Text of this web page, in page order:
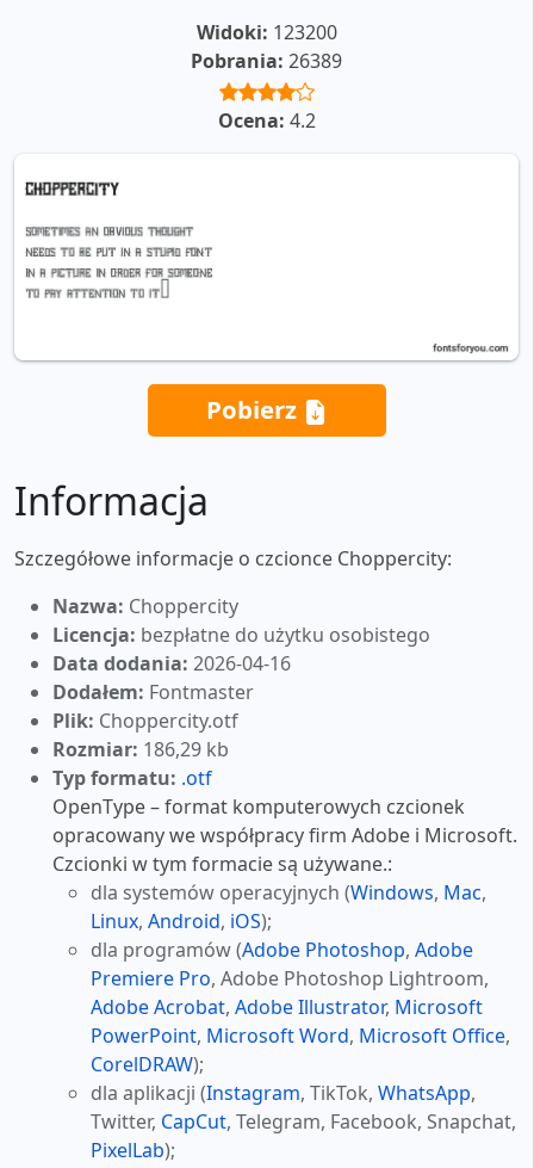
Widoki: 123200
Pobrania: 26389
Ocena: 4.2
Pobierz
Informacja
Szczegółowe informacje o czcionce Choppercity:
Nazwa: Choppercity
Licencja: bezpłatne do użytku osobistego
Data dodania: 2026-04-16
Dodałem: Fontmaster
Plik: Choppercity.otf
Rozmiar: 186,29 kb
Typ formatu: .otf
OpenType – format komputerowych czcionek
opracowany we współpracy firm Adobe i Microsoft.
Czcionki w tym formacie są używane.:
dla systemów operacyjnych (Windows, Mac,
Linux, Android, iOS);
dla programów (Adobe Photoshop, Adobe
Premiere Pro, Adobe Photoshop Lightroom,
Adobe Acrobat, Adobe Illustrator, Microsoft
PowerPoint, Microsoft Word, Microsoft Office,
CorelDRAW);
dla aplikacji (Instagram, TikTok, WhatsApp,
Twitter, CapCut, Telegram, Facebook, Snapchat,
PixelLab);